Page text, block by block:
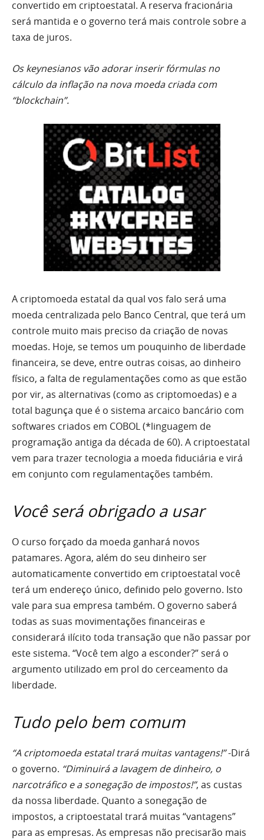
convertido em criptoestatal. A reserva fracionária
será mantida e o governo terá mais controle sobre a
taxa de juros.
Os keynesianos vão adorar inserir fórmulas no
cálculo da inflação na nova moeda criada com
“blockchain”.
A criptomoeda estatal da qual vos falo será uma
moeda centralizada pelo Banco Central, que terá um
controle muito mais preciso da criação de novas
moedas. Hoje, se temos um pouquinho de liberdade
financeira, se deve, entre outras coisas, ao dinheiro
físico, a falta de regulamentações como as que estão
por vir, as alternativas (como as criptomoedas) e a
total bagunça que é o sistema arcaico bancário com
softwares criados em COBOL (*linguagem de
programação antiga da década de 60). A criptoestatal
vem para trazer tecnologia a moeda fiduciária e virá
em conjunto com regulamentações também.
Você será obrigado a usar
O curso forçado da moeda ganhará novos
patamares. Agora, além do seu dinheiro ser
automaticamente convertido em criptoestatal você
terá um endereço único, definido pelo governo. Isto
vale para sua empresa também. O governo saberá
todas as suas movimentações financeiras e
considerará ilícito toda transação que não passar por
este sistema. “Você tem algo a esconder?” será o
argumento utilizado em prol do cerceamento da
liberdade.
Tudo pelo bem comum
“A criptomoeda estatal trará muitas vantagens!”-Dirá
o governo. “Diminuirá a lavagem de dinheiro, o
narcotráfico e a sonegação de impostos!”, as custas
da nossa liberdade. Quanto a sonegação de
impostos, a criptoestatal trará muitas “vantagens”
para as empresas. As empresas não precisarão mais